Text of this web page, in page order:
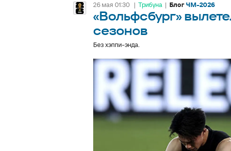
26 мая 01:30 | Трибуна | БлогЧМ-2026
«Вольфсбург»
сезонов
Без хэппи-энда.